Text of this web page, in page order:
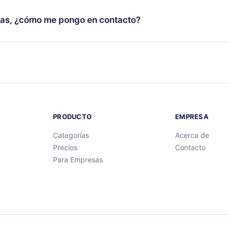
tu suscripción a 12min, puedes cancelar en cualquier
no ocurrirá.
¿cómo me pongo en contacto?
ensupport@12min.com.
PRODUCTO
Categorías
Precios
Para Empresas
EMPRESA
Acerca de
Contacto